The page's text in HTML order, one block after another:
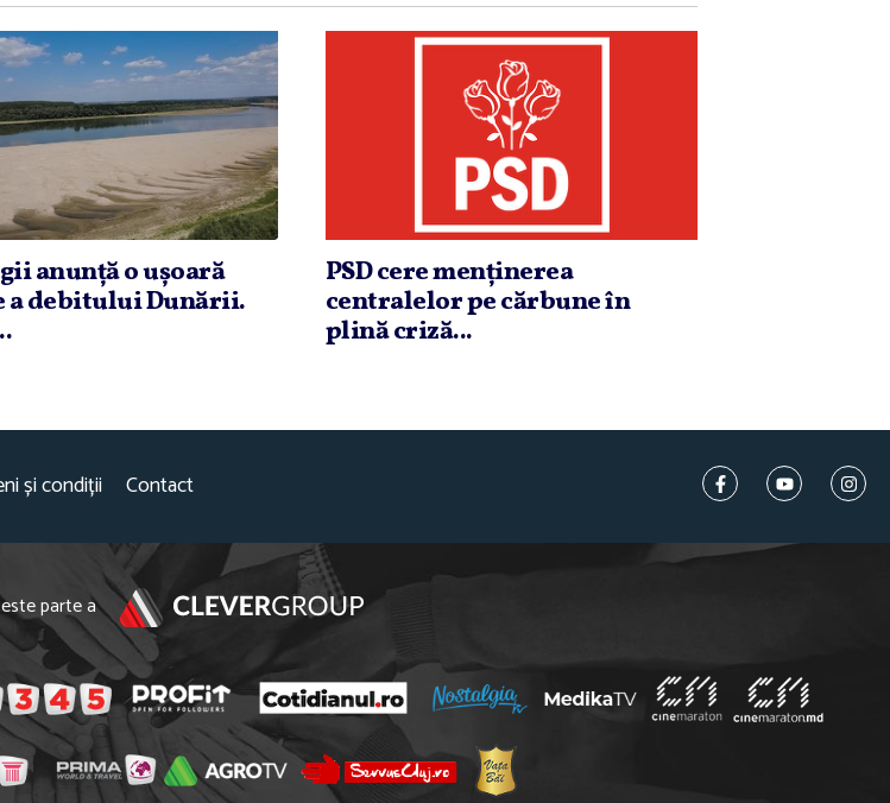
anunţă o uşoară
a debitului Dunării.
PSD cere menţinerea
centralelor pe cărbune în
plină criză...
și condiții Contact
este parte a